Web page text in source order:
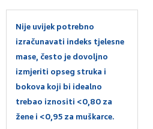
Nije uvijek potrebno
izračunavati indeks tjelesne
mase, često je dovoljno
izmjeriti opseg struka i
bokova koji bi idealno
trebao iznositi <0,80 za
žene i <0,95 za muškarce.